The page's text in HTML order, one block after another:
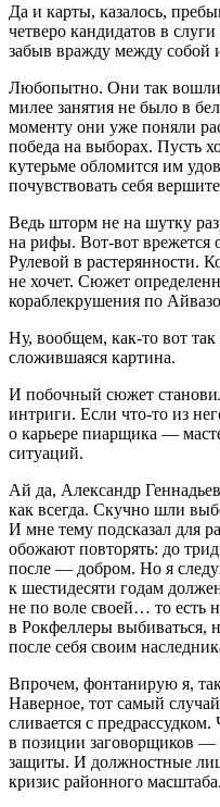
Да и карты, казалось,
четверо кандидатов в
забыв вражду между собой
Любопытно. Они так вошли
милее занятия не было в
моменту они уже поняли
победа на выборах. Пусть
кутерьме обломится им
почувствовать себя
Ведь шторм не на шутку
на рифы. Вот-вот врежется
Рулевой в растерянности.
не хочет. Сюжет
кораблекрушения по
Ну, вообщем, как-то вот
сложившаяся картина.
И побочный сюжет
интриги. Если что-то из
о карьере пиарщика —
ситуаций.
Ай да, Александр
как всегда. Скучно шли
И мне тему подсказал для
обожают повторять: до
после — добром. Но я
к шестидесяти годам
не по воле своей… то есть
в Рокфеллеры выбиваться,
после себя своим
Впрочем, фонтанирую я,
Наверное, тот самый
сливается с
в позиции заговорщиков —
защиты. И должностные
кризис районного масштаба.